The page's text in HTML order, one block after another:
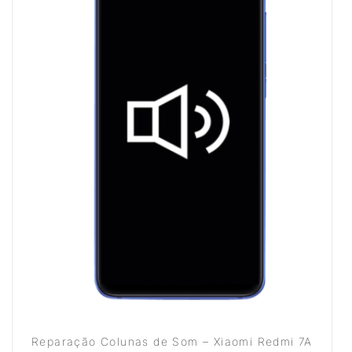
Reparação Colunas de Som – Xiaomi Redmi 7A